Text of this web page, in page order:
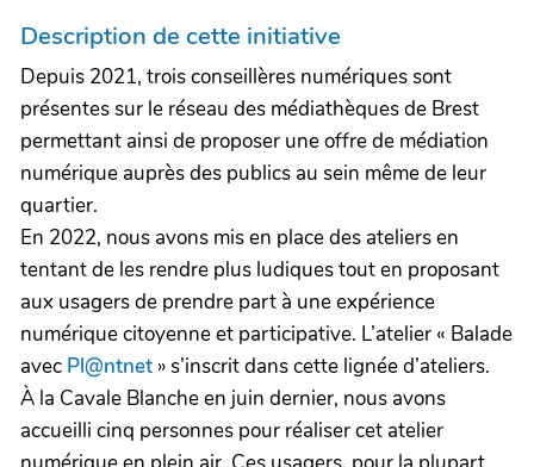
Description de cette initiative
Depuis 2021, trois conseillères numériques sont
présentes sur le réseau des médiathèques de Brest
permettant ainsi de proposer une offre de médiation
numérique auprès des publics au sein même de leur
quartier.
En 2022, nous avons mis en place des ateliers en
tentant de les rendre plus ludiques tout en proposant
aux usagers de prendre part à une expérience
numérique citoyenne et participative. L’atelier « Balade
avec Pl@ntnet » s’inscrit dans cette lignée d’ateliers.
À la Cavale Blanche en juin dernier, nous avons
accueilli cinq personnes pour réaliser cet atelier